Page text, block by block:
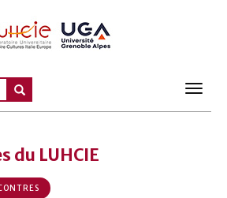
du LUHCIE